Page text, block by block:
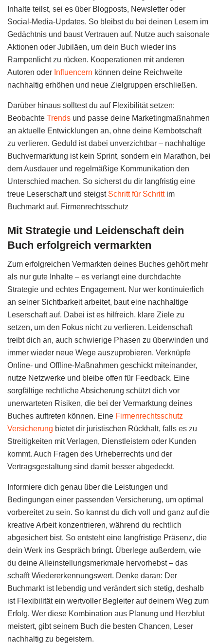
Inhalte teilst, sei es über Blogposts, Newsletter oder
Social-Media-Updates. So bleibst du bei deinen Lesern im
Gedächtnis und baust Vertrauen auf. Nutze auch saisonale
Aktionen oder Jubiläen, um dein Buch wieder ins
Rampenlicht zu rücken. Kooperationen mit anderen
Autoren oder Influencern können deine Reichweite
nachhaltig erhöhen und neue Zielgruppen erschließen.
Darüber hinaus solltest du auf Flexibilität setzen:
Beobachte Trends und passe deine Marketingmaßnahmen
an aktuelle Entwicklungen an, ohne deine Kernbotschaft
zu verlieren. Geduld ist dabei unverzichtbar – nachhaltige
Buchvermarktung ist kein Sprint, sondern ein Marathon, bei
dem Ausdauer und regelmäßige Kommunikation den
Unterschied machen. So sicherst du dir langfristig eine
treue Leserschaft und steigst Schritt für Schrittim
Buchmarkt auf. Firmenrechtsschutz
Mit Strategie und Leidenschaft dein
Buch erfolgreich vermarkten
Zum erfolgreichen Vermarkten deines Buches gehört mehr
als nur gute Inhalte – es verlangt eine durchdachte
Strategie und echtes Engagement. Nur wer kontinuierlich
an seiner Sichtbarkeit arbeitet, baut eine nachhaltige
Leserschaft auf. Dabei ist es hilfreich, klare Ziele zu
setzen, um den Fokus nicht zu verlieren. Leidenschaft
treibt dich an, auch schwierige Phasen zu überwinden und
immer wieder neue Wege auszuprobieren. Verknüpfe
Online- und Offline-Maßnahmen geschickt miteinander,
nutze Netzwerke und bleibe offen für Feedback. Eine
sorgfältige rechtliche Absicherung schützt dich vor
unerwarteten Risiken, die bei der Vermarktung deines
Buches auftreten können. Eine Firmenrechtsschutz
Versicherung bietet dir juristischen Rückhalt, falls es zu
Streitigkeiten mit Verlagen, Dienstleistern oder Kunden
kommt. Auch Fragen des Urheberrechts und der
Vertragsgestaltung sind damit besser abgedeckt.
Informiere dich genau über die Leistungen und
Bedingungen einer passenden Versicherung, um optimal
vorbereitet zu sein. So kannst du dich voll und ganz auf die
kreative Arbeit konzentrieren, während du rechtlich
abgesichert bist. So entsteht eine langfristige Präsenz, die
dein Werk ins Gespräch bringt. Überlege außerdem, wie
du deine Alleinstellungsmerkmale hervorhebst – das
schafft Wiedererkennungswert. Denke daran: Der
Buchmarkt ist lebendig und verändert sich stetig, deshalb
ist Flexibilität ein wertvoller Begleiter auf deinem Weg zum
Erfolg. Wer diese Kombination aus Planung und Herzblut
meistert, gibt seinem Buch die besten Chancen, Leser
nachhaltig zu begeistern.